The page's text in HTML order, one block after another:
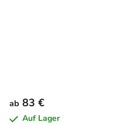
ab 83 €
Auf Lager